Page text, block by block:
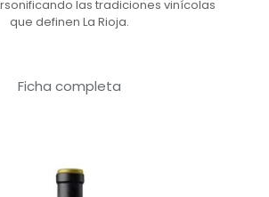
las tradiciones vinícolas
que definen La Rioja.
Ficha completa